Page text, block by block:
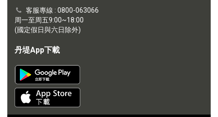
客服專線 : 0800-063066
周一至周五9:00~18:00
(國定假日與六日除外)
丹堤App下載